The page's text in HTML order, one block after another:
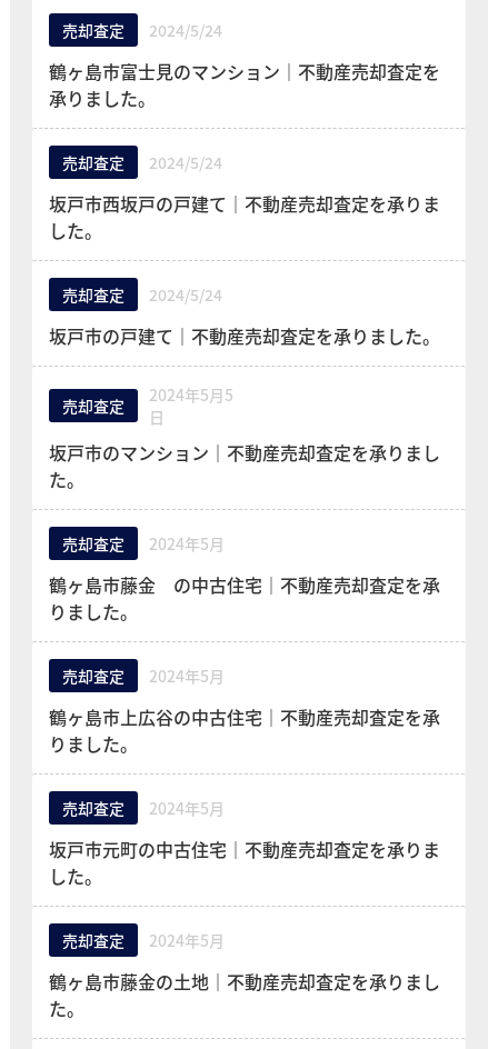
売却査定 2024/5/24
鶴ヶ島市富士見のマンション｜不動産売却査定を
承りました。
売却査定 2024/5/24
坂戸市西坂戸の戸建て｜不動産売却査定を承りま
した。
売却査定 2024/5/24
坂戸市の戸建て｜不動産売却査定を承りました。
売却査定
2024年5月5
日
坂戸市のマンション｜不動産売却査定を承りまし
た。
売却査定 2024年5月
鶴ヶ島市藤金 の中古住宅｜不動産売却査定を承
りました。
売却査定 2024年5月
鶴ヶ島市上広谷の中古住宅｜不動産売却査定を承
りました。
売却査定 2024年5月
坂戸市元町の中古住宅｜不動産売却査定を承りま
した。
売却査定 2024年5月
鶴ヶ島市藤金の土地｜不動産売却査定を承りまし
た。